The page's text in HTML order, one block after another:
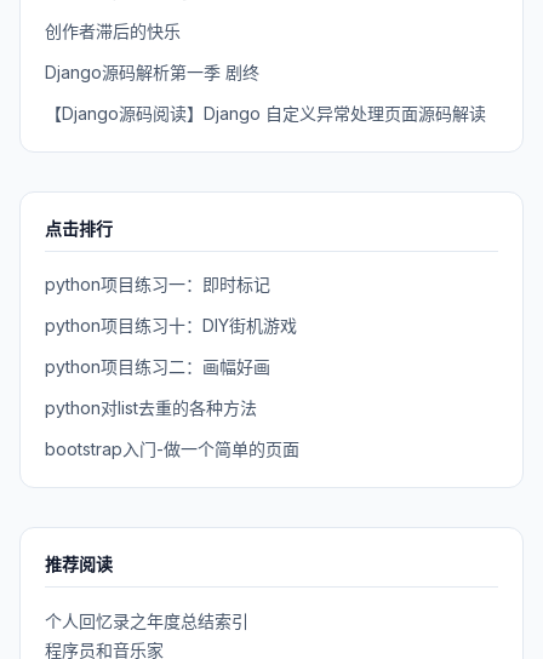
创作者滞后的快乐
Django源码解析第一季 剧终
【Django源码阅读】Django 自定义异常处理页面源码解读
点击排行
python项目练习一：即时标记
python项目练习十：DIY街机游戏
python项目练习二：画幅好画
python对list去重的各种方法
bootstrap入门-做一个简单的页面
推荐阅读
个人回忆录之年度总结索引
程序员和音乐家